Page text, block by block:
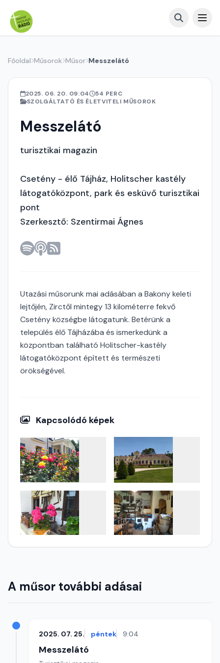
Főoldal Műsorok Műsor Messzelátó
2025. 06. 20. 09:04
54 PERC
SZOLGÁLTATÓ ÉS ÉLETVITELI MŰSOROK
Messzelátó
turisztikai magazin
Csetény - élő Tájház, Holitscher kastély
látogatóközpont, park és esküvő turisztikai
pont
Szerkesztő: Szentirmai Ágnes
Utazási műsorunk mai adásában a Bakony keleti
lejtőjén, Zirctől mintegy 13 kilométerre fekvő
Csetény községbe látogatunk. Betérünk a
település élő Tájházába és ismerkedünk a
központban található Holitscher-kastély
látogatóközpont épített és természeti
örökségével.
Kapcsolódó képek
A műsor további adásai
2025. 07. 25. péntek 9:04
Messzelátó